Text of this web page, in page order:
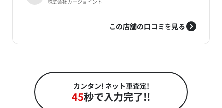
株式会社カージョイント
この店舗の口コミを見る
カンタン! ネット車査定!
45秒で入力完了!!